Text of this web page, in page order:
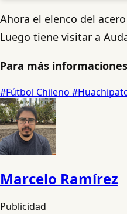
Ahora el elenco del
Luego tiene visitar a
Para más
#Fútbol Chileno
Marcelo Ramírez
Publicidad